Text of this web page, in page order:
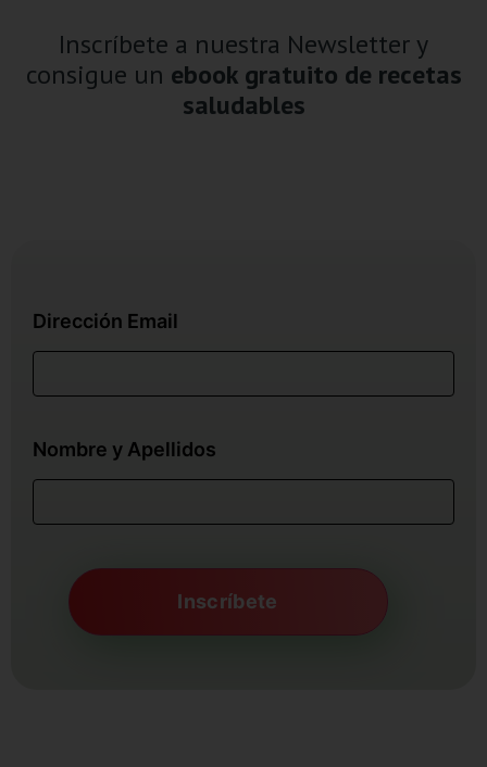
Inscríbete a nuestra Newsletter y
consigue un ebook gratuito de recetas
saludables
Dirección Email
Nombre y Apellidos